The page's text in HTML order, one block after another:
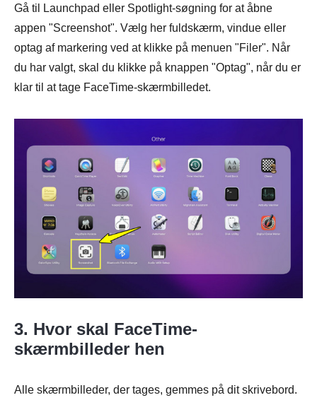
Gå til Launchpad eller Spotlight-søgning for at åbne
appen "Screenshot". Vælg her fuldskærm, vindue eller
optag af markering ved at klikke på menuen "Filer". Når
du har valgt, skal du klikke på knappen "Optag", når du er
klar til at tage FaceTime-skærmbilledet.
3. Hvor skal FaceTime-
skærmbilleder hen
Alle skærmbilleder, der tages, gemmes på dit skrivebord.